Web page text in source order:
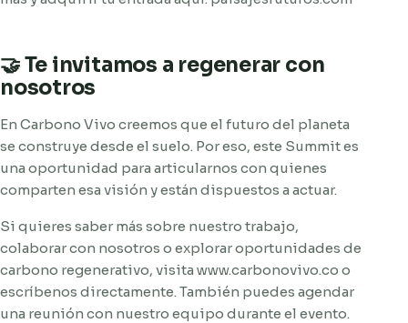
🤝 Te invitamos a regenerar con
nosotros
En Carbono Vivo creemos que el futuro del planeta
se construye desde el suelo. Por eso, este Summit es
una oportunidad para articularnos con quienes
comparten esa visión y están dispuestos a actuar.
Si quieres saber más sobre nuestro trabajo,
colaborar con nosotros o explorar oportunidades de
carbono regenerativo, visita www.carbonovivo.co o
escríbenos directamente. También puedes agendar
una reunión con nuestro equipo durante el evento.